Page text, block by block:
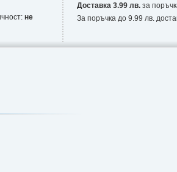
не
Доставка 3.99 лв. за
За поръчка до 9.99 лв.